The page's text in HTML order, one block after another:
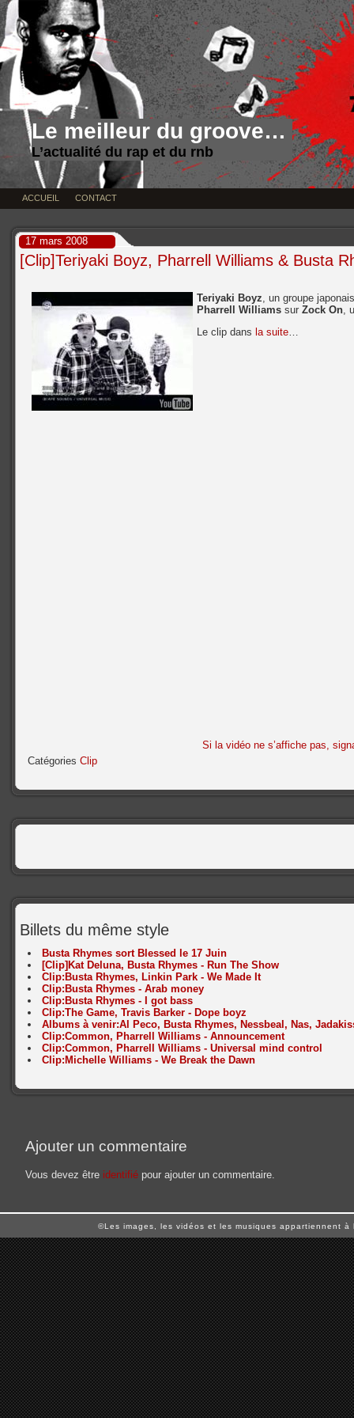
Le meilleur du groove…
L’actualité du rap et du rnb
ACCUEIL CONTACT
17 mars 2008
[Clip]Teriyaki Boyz, Pharrell Williams & Busta
Teriyaki Boyz, un groupe
Pharrell Williams sur Zock On,
Le clip dans la suite…
Si la vidéo ne s’affiche pas,
Catégories Clip
Billets du même style
Busta Rhymes sort Blessed le 17 Juin
[Clip]Kat Deluna, Busta Rhymes - Run The Show
Clip:Busta Rhymes, Linkin Park - We Made It
Clip:Busta Rhymes - Arab money
Clip:Busta Rhymes - I got bass
Clip:The Game, Travis Barker - Dope boyz
Albums à venir:Al Peco, Busta Rhymes, Nessbeal, Nas,
Clip:Common, Pharrell Williams - Announcement
Clip:Common, Pharrell Williams - Universal mind control
Clip:Michelle Williams - We Break the Dawn
Ajouter un commentaire
Vous devez être identifié pour ajouter un commentaire.
©Les images, les vidéos et les musiques appartiennent